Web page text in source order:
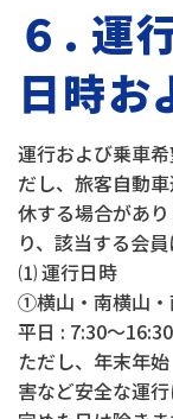
６. 運
日時お
運行および乗車
だし、旅客自動
休する場合があ
り、該当する会員
⑴ 運行日時
①横山・南横山
平日 : 7:30～
ただし、年末年
害など安全な運